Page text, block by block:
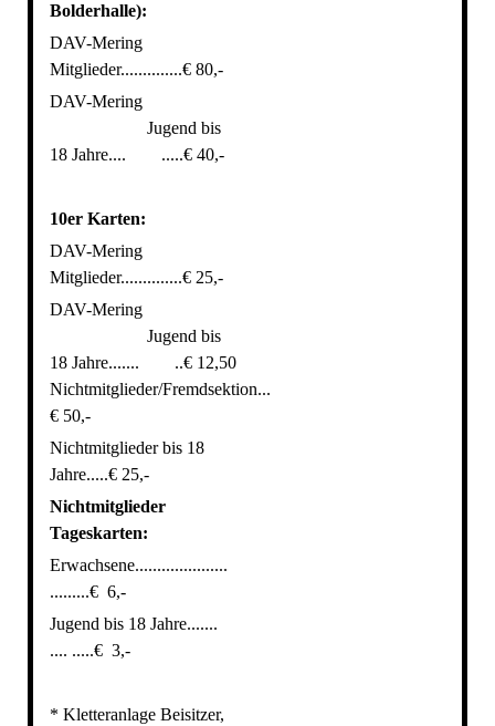
Bolderhalle):
DAV-Mering
Mitglieder..............€ 80,-
DAV-Mering
Jugend bis
18 Jahre.... .....€ 40,-
10er Karten:
DAV-Mering
Mitglieder..............€ 25,-
DAV-Mering
Jugend bis
18 Jahre....... ..€ 12,50
Nichtmitglieder/Fremdsektion...
€ 50,-
Nichtmitglieder bis 18
Jahre.....€ 25,-
Nichtmitglieder
Tageskarten:
Erwachsene.....................
.........€ 6,-
Jugend bis 18 Jahre.......
.... .....€ 3,-
* Kletteranlage Beisitzer,